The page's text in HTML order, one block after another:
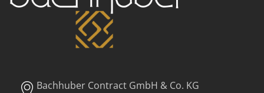
Bachhuber Contract GmbH & Co. KG